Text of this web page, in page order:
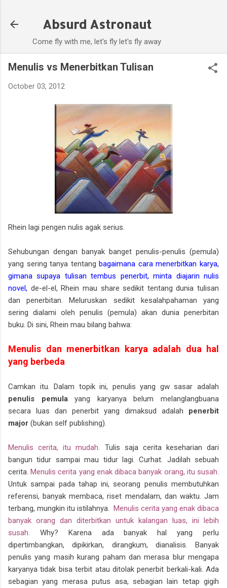
Absurd Astronaut
Come fly with me, let's fly let's fly away
Menulis vs Menerbitkan Tulisan
October 03, 2012
Rhein lagi pengen nulis agak serius.
Sehubungan dengan banyak banget penulis-penulis (pemula)
yang sering tanya tentangbagaimana cara menerbitkan karya,
gimana supaya tulisan tembus penerbit, minta diajarin nulis
novel, de-el-el, Rhein mau share sedikit tentang dunia tulisan
dan penerbitan. Meluruskan sedikit kesalahpahaman yang
sering dialami oleh penulis (pemula) akan dunia penerbitan
buku. Di sini, Rhein mau bilang bahwa:
Menulis dan menerbitkan karya adalah dua hal
yang berbeda
Camkan itu. Dalam topik ini, penulis yang gw sasar adalah
penulis pemulayang karyanya belum melanglangbuana
secara luas dan penerbit yang dimaksud adalah penerbit
major (bukan self publishing).
Menulis cerita, itu mudah.
Tulis saja cerita keseharian dari
bangun tidur sampai mau tidur lagi. Curhat. Jadilah sebuah
cerita.Menulis cerita yang enak dibaca banyak orang, itu susah.
Untuk sampai pada tahap ini, seorang penulis membutuhkan
referensi, banyak membaca, riset mendalam, dan waktu. Jam
terbang, mungkin itu istilahnya. Menulis cerita yang enak dibaca
banyak orang dan diterbitkan untuk kalangan luas, ini lebih
susah.
Why? Karena ada banyak hal yang perlu
dipertimbangkan, dipikirkan, dirangkum, dianalisis. Banyak
penulis yang masih kurang paham dan merasa blur mengapa
karyanya tidak bisa terbit atau ditolak penerbit berkali-kali. Ada
sebagian yang merasa putus asa, sebagian lain tetap gigih